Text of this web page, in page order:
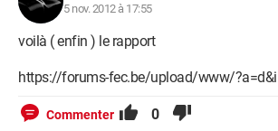
5 nov. 2012 à 17:55
voilà ( enfin ) le rapport
https://forums-fec.be/upload/www/
Commenter 0